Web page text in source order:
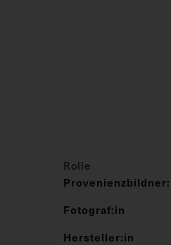
Rolle
Fotograf:in
Hersteller:in